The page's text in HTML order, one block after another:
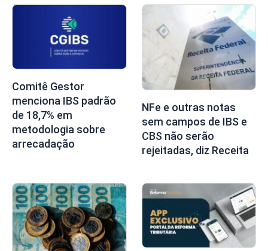
Comitê Gestor
menciona IBS padrão
de 18,7% em
metodologia sobre
arrecadação
NFe e outras notas
sem campos de IBS e
CBS não serão
rejeitadas, diz Receita